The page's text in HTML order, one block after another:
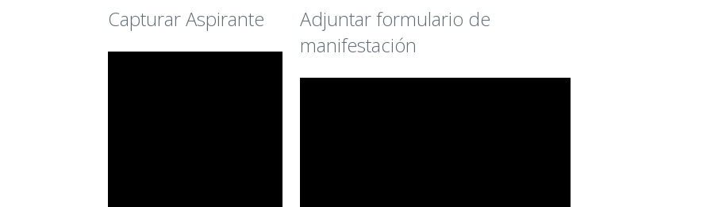
Capturar Aspirante
Adjuntar formulario de
manifestación